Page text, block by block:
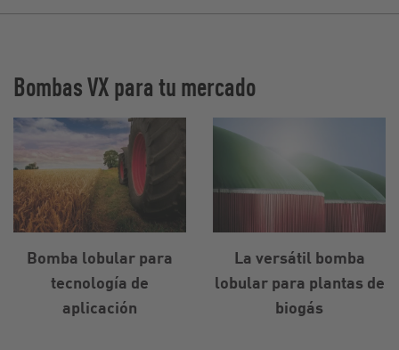
Bombas VX para tu mercado
Bomba lobular para
tecnología de
aplicación
La versátil bomba
lobular para plantas de
biogás